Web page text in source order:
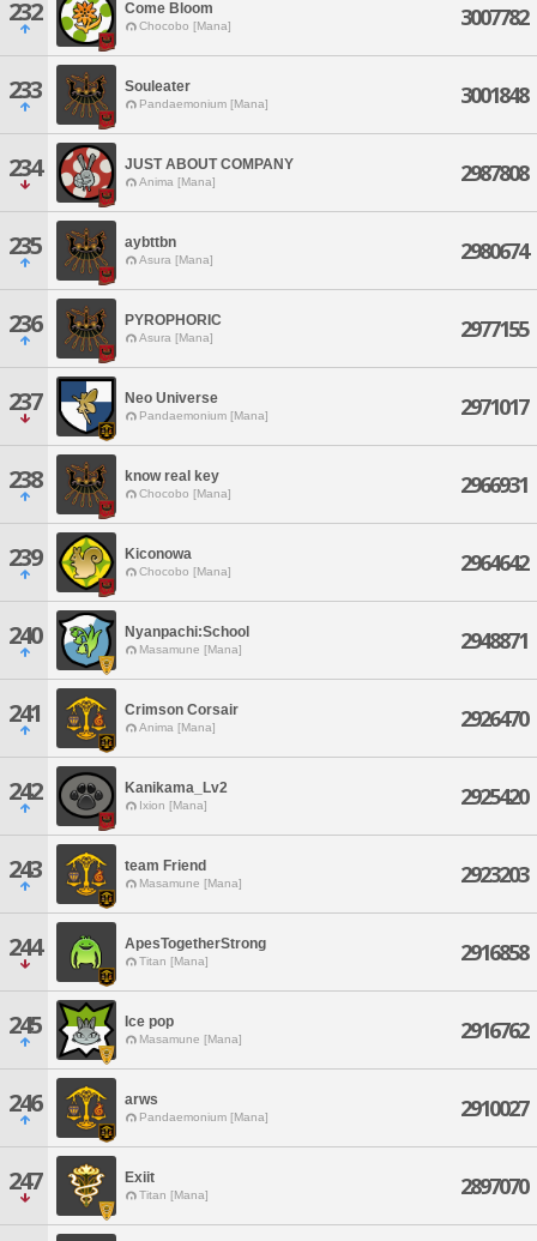
232 Come Bloom
Chocobo [Mana] 3007782
233 Souleater
Pandaemonium [Mana] 3001848
234 JUST ABOUT COMPANY
Anima [Mana] 2987808
235 aybttbn
Asura [Mana] 2980674
236 PYROPHORIC
Asura [Mana] 2977155
237 Neo Universe
Pandaemonium [Mana] 2971017
238 know real key
Chocobo [Mana] 2966931
239 Kiconowa
Chocobo [Mana] 2964642
240 Nyanpachi:School
Masamune [Mana] 2948871
241 Crimson Corsair
Anima [Mana] 2926470
242 Kanikama_Lv2
Ixion [Mana] 2925420
243 team Friend
Masamune [Mana] 2923203
244 ApesTogetherStrong
Titan [Mana] 2916858
245 Ice pop
Masamune [Mana] 2916762
246 arws
Pandaemonium [Mana] 2910027
247 Exiit
Titan [Mana] 2897070